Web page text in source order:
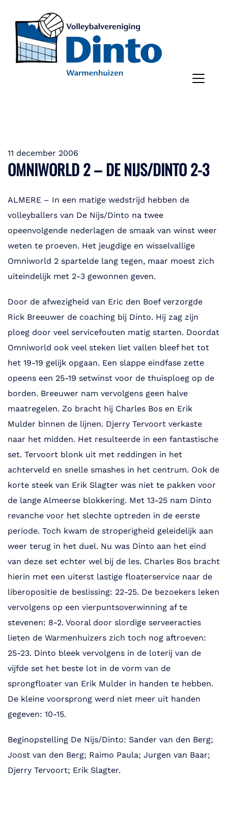
11 december 2006
OMNIWORLD 2 – DE NIJS/DINTO 2-3
ALMERE – In een matige wedstrijd hebben de
volleyballers van De Nijs/Dinto na twee
opeenvolgende nederlagen de smaak van winst weer
weten te proeven. Het jeugdige en wisselvallige
Omniworld 2 spartelde lang tegen, maar moest zich
uiteindelijk met 2-3 gewonnen geven.
Door de afwezigheid van Eric den Boef verzorgde
Rick Breeuwer de coaching bij Dinto. Hij zag zijn
ploeg door veel servicefouten matig starten. Doordat
Omniworld ook veel steken liet vallen bleef het tot
het 19-19 gelijk opgaan. Een slappe eindfase zette
opeens een 25-19 setwinst voor de thuisploeg op de
borden. Breeuwer nam vervolgens geen halve
maatregelen. Zo bracht hij Charles Bos en Erik
Mulder binnen de lijnen. Djerry Tervoort verkaste
naar het midden. Het resulteerde in een fantastische
set. Tervoort blonk uit met reddingen in het
achterveld en snelle smashes in het centrum. Ook de
korte steek van Erik Slagter was niet te pakken voor
de lange Almeerse blokkering. Met 13-25 nam Dinto
revanche voor het slechte optreden in de eerste
periode. Toch kwam de stroperigheid geleidelijk aan
weer terug in het duel. Nu was Dinto aan het eind
van deze set echter wel bij de les. Charles Bos bracht
hierin met een uiterst lastige floaterservice naar de
liberopositie de beslissing: 22-25. De bezoekers leken
vervolgens op een vierpuntsoverwinning af te
stevenen: 8-2. Vooral door slordige serveeracties
lieten de Warmenhuizers zich toch nog aftroeven:
25-23. Dinto bleek vervolgens in de loterij van de
vijfde set het beste lot in de vorm van de
sprongfloater van Erik Mulder in handen te hebben.
De kleine voorsprong werd niet meer uit handen
gegeven: 10-15.
Beginopstelling De Nijs/Dinto: Sander van den Berg;
Joost van den Berg; Raimo Paula; Jurgen van Baar;
Djerry Tervoort; Erik Slagter.